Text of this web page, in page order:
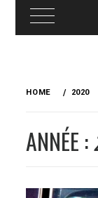
HOME 2020
ANNÉE :